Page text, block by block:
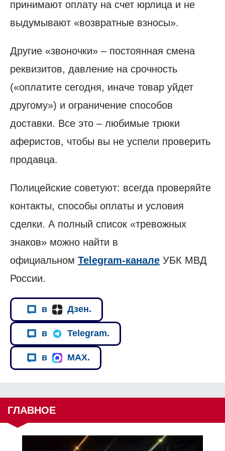
принимают оплату на счет юрлица и не
выдумывают «возвратные взносы».
Другие «звоночки» – постоянная смена
реквизитов, давление на срочность
(«оплатите сегодня, иначе товар уйдет
другому») и ограничение способов
доставки. Все это – любимые трюки
аферистов, чтобы вы не успели проверить
продавца.
Полицейские советуют: всегда проверяйте
контакты, способы оплаты и условия
сделки. А полный список «тревожных
знаков» можно найти в
официальном Telegram-канале УБК МВД
России.
в Дзен.
в Telegram.
в MAX.
ГЛАВНОЕ